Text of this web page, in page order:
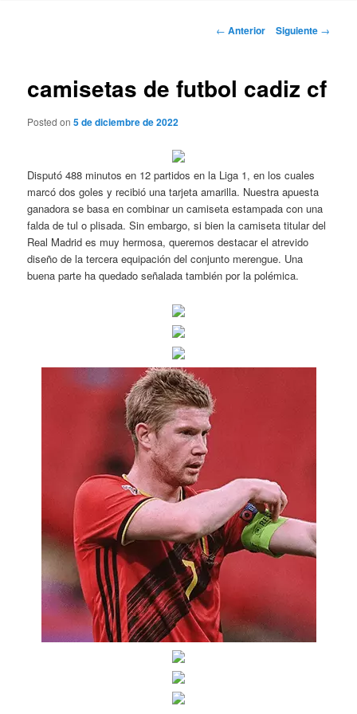
Navegación
← Anterior Siguiente →
camisetas de futbol cadiz cf
Posted on5 de diciembre de 2022
Disputó 488 minutos en 12 partidos en la Liga 1, en los cuales
marcó dos goles y recibió una tarjeta amarilla. Nuestra apuesta
ganadora se basa en combinar un camiseta estampada con una
falda de tul o plisada. Sin embargo, si bien la camiseta titular del
Real Madrid es muy hermosa, queremos destacar el atrevido
diseño de la tercera equipación del conjunto merengue. Una
buena parte ha quedado señalada también por la polémica.